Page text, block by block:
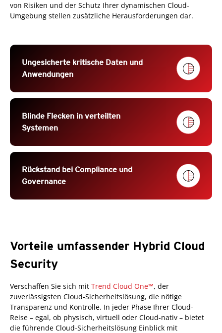
von Risiken und der Schutz Ihrer dynamischen Cloud-
Umgebung stellen zusätzliche Herausforderungen dar.
Ungesicherte kritische Daten und
Anwendungen
Blinde Flecken in verteilten
Systemen
Rückstand bei Compliance und
Governance
Vorteile umfassender Hybrid Cloud
Security
Verschaffen Sie sich mit Trend Cloud One™, der
zuverlässigsten Cloud-Sicherheitslösung, die nötige
Transparenz und Kontrolle. In jeder Phase Ihrer Cloud-
Reise – egal, ob physisch, virtuell oder Cloud-nativ – bietet
die führende Cloud-Sicherheitslösung Einblick mit